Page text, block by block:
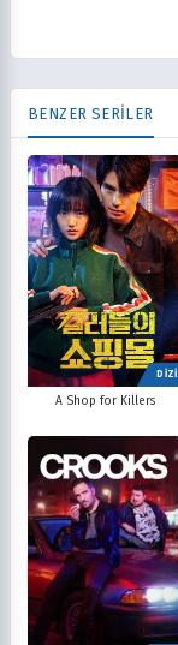
BENZER SERİLER
DİZİ
A Shop for Killers